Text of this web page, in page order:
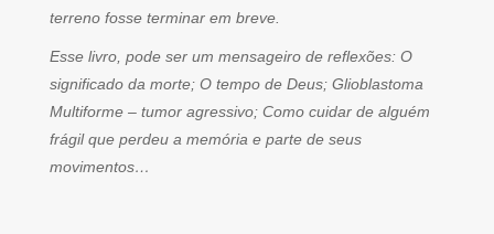
terreno fosse terminar em breve.
Esse livro, pode ser um mensageiro de reflexões: O
significado da morte; O tempo de Deus; Glioblastoma
Multiforme – tumor agressivo; Como cuidar de alguém
frágil que perdeu a memória e parte de seus
movimentos…